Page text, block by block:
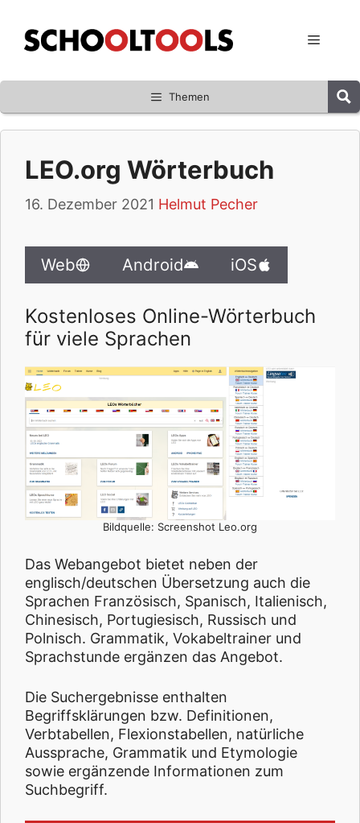
Inhalt
springen
Menü
Themen
LEO.org Wörterbuch
16. Dezember 2021 Helmut Pecher
Web Android iOS
Kostenloses Online-Wörterbuch
für viele Sprachen
Bildquelle: Screenshot Leo.org
Das Webangebot bietet neben der
englisch/deutschen Übersetzung auch die
Sprachen Französisch, Spanisch, Italienisch,
Chinesisch, Portugiesisch, Russisch und
Polnisch. Grammatik, Vokabeltrainer und
Sprachstunde ergänzen das Angebot.
Die Suchergebnisse enthalten
Begriffsklärungen bzw. Definitionen,
Verbtabellen, Flexionstabellen, natürliche
Aussprache, Grammatik und Etymologie
sowie ergänzende Informationen zum
Suchbegriff.